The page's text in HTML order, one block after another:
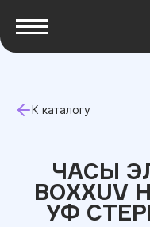
К каталогу
ЧАСЫ
УФ